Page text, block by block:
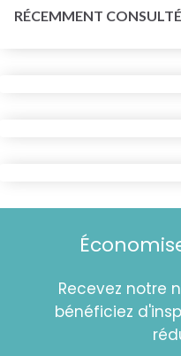
RÉCEMMENT CONSULTÉ
Recevez notre
bénéficiez